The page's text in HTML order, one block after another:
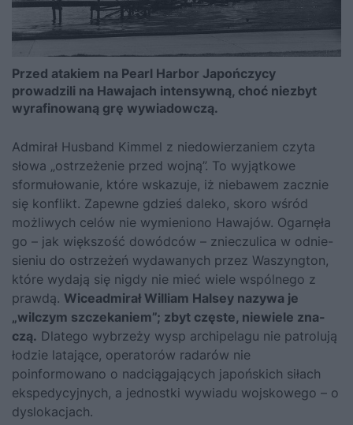
Przed atakiem na Pearl Harbor Japończycy
prowadzili na Hawajach intensywną, choć niezbyt
wyrafinowaną grę wywiadowczą.
Admirał Husband Kimmel z niedowierzaniem czyta
słowa „ostrzeżenie przed wojną”. To wyjątkowe
sformułowanie, które wskazuje, iż niebawem zacznie
się konflikt. Zapewne gdzieś daleko, skoro wśród
możliwych celów nie wymieniono Hawajów. Ogarnęła
go – jak większość dowódców – znieczulica w odnie­
sieniu do ostrzeżeń wydawanych przez Waszyngton,
które wydają się nigdy nie mieć wiele wspólnego z
prawdą. Wiceadmirał William Halsey nazywa je
„wilczym szczekaniem”; zbyt częste, niewiele zna­
czą. Dlatego wybrzeży wysp archipelagu nie patrolują
łodzie latające, operatorów radarów nie
poinformowano o nadciągających japoń­skich siłach
ekspedycyjnych, a jednostki wywiadu wojskowego – o
dyslokacjach.